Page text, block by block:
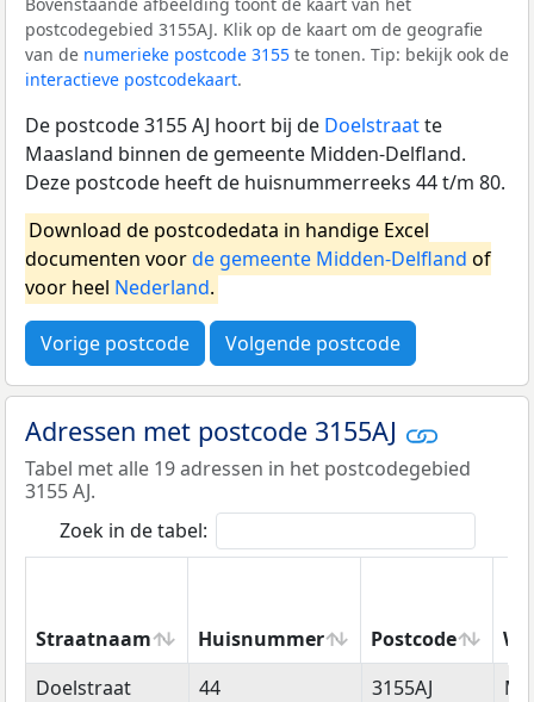
Bovenstaande afbeelding toont de kaart van het
postcodegebied 3155AJ. Klik op de kaart om de geografie
van de numerieke postcode 3155 te tonen. Tip: bekijk ook de
interactieve postcodekaart.
De postcode 3155 AJ hoort bij de Doelstraatte
Maasland binnen de gemeente Midden-Delfland.
Deze postcode heeft de huisnummerreeks 44 t/m 80.
Download de postcodedata in handige Excel
documenten voorde gemeente Midden-Delfland of
voor heel Nederland.
Vorige postcode Volgende postcode
Adressen met postcode 3155AJ
Tabel met alle 19 adressen in het postcodegebied
3155 AJ.
Zoek in de tabel:
Straatnaam Huisnummer Postcode
Straatnaam
Huisnummer Postcode
Doelstraat 44 3155AJ